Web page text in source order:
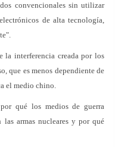
convencionales sin utilizar
de alta tecnología,
la interferencia creada por los
que es menos dependiente de
el medio chino.
qué los medios de guerra
las armas nucleares y por qué